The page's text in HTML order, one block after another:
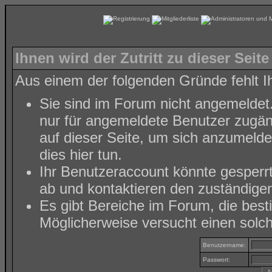
Ihnen wird der Zutritt zu dieser
Aus einem der folgenden Gründe fehlt
Sie sind im Forum nicht
nur für angemeldete Benutzer
auf dieser Seite, um sich
dies hier tun.
Ihr Benutzeraccount könnte
ab und kontaktieren den
Es gibt Bereiche im Forum, die
Möglicherweise versucht einen
Benutzername:
Passwort: